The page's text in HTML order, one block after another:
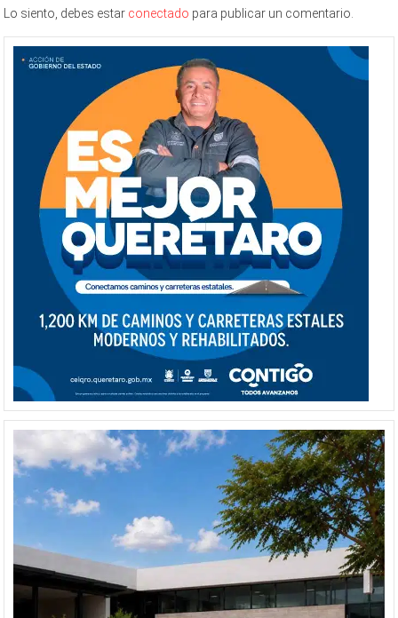
Lo siento, debes estar conectado para publicar un comentario.